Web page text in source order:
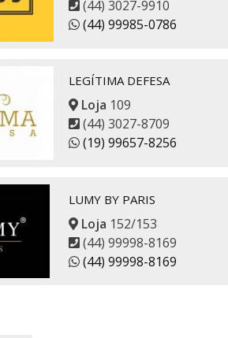
(44) 3027-9910
(44) 99985-0786
LEGÍTIMA DEFESA
Loja 109
(44) 3027-8709
(19) 99657-8256
LUMY BY PARIS
Loja 152/153
(44) 99998-8169
(44) 99998-8169